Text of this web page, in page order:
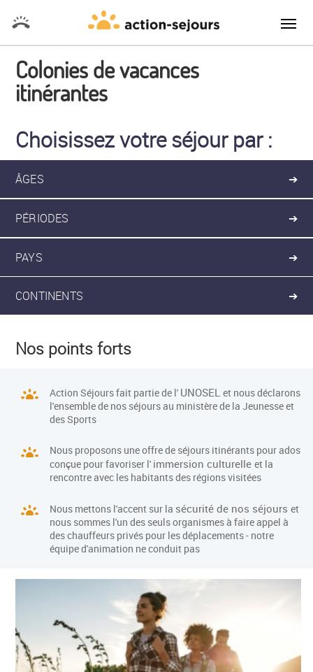
Colonies de vacances
itinérantes
Choisissez votre séjour par :
ÂGES ➔
PÉRIODES ➔
PAYS ➔
CONTINENTS ➔
Nos points forts
Action Séjours fait partie de l' UNOSEL et nous déclarons
l'ensemble de nos séjours au ministère de la Jeunesse et
des Sports
Nous proposons une offre de séjours itinérants pour ados
conçue pour favoriser l' immersion culturelle et la
rencontre avec les habitants des régions visitées
Nous mettons l'accent sur la sécurité de nos séjours et
nous sommes l'un des seuls organismes à faire appel à
des chauffeurs privés pour les déplacements - notre
équipe d'animation ne conduit pas